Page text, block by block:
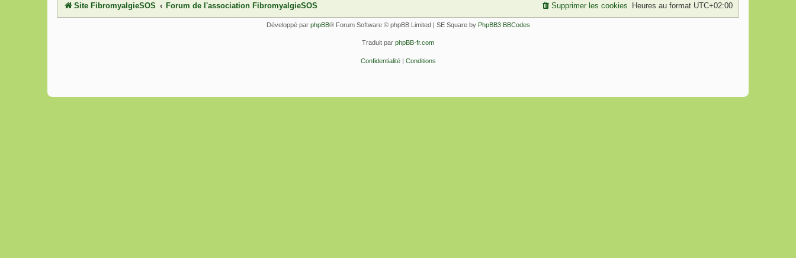
Site FibromyalgieSOS Forum de l'association FibromyalgieSOS Heures au format UTC+02:00
Supprimer les cookies
Développé par phpBB® Forum Software © phpBB Limited | SE Square by PhpBB3 BBCodes
Traduit par phpBB-fr.com
Confidentialité| Conditions